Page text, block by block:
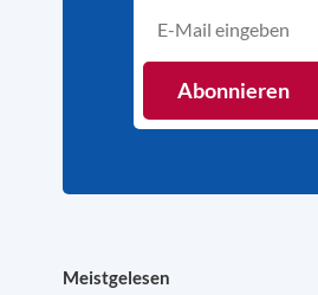
Meistgelesen